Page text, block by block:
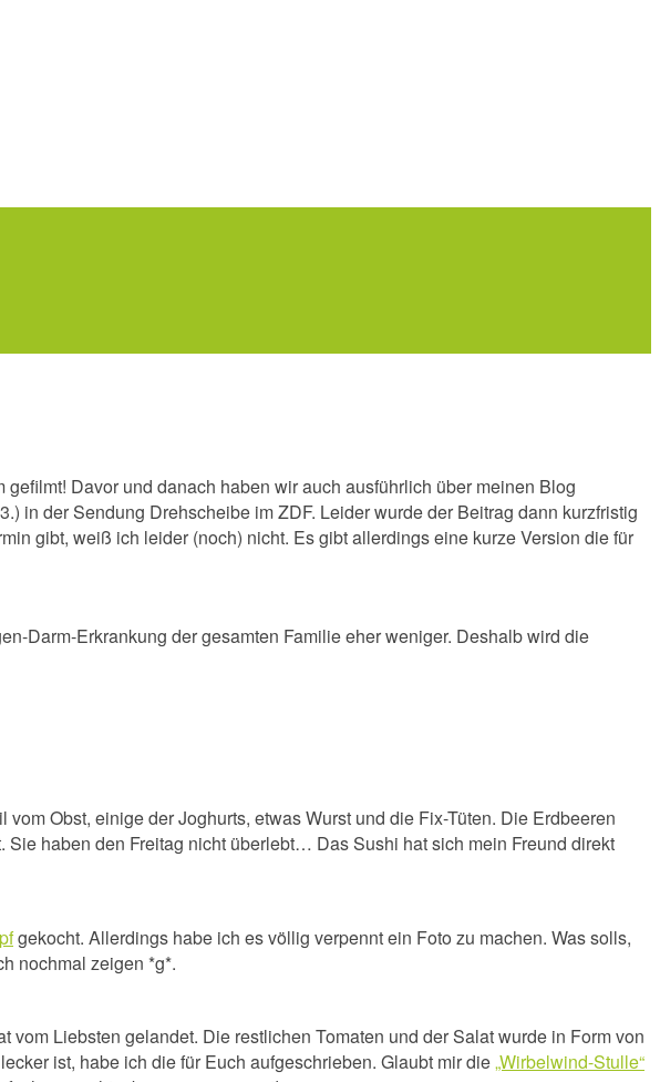
Davor und danach haben wir auch ausführlich über meinen Blog
in der Sendung Drehscheibe im ZDF. Leider wurde der Beitrag dann kurzfristig
gibt, weiß ich leider (noch) nicht. Es gibt allerdings eine kurze Version die für
Darm-Erkrankung der gesamten Familie eher weniger. Deshalb wird die
Obst, einige der Joghurts, etwas Wurst und die Fix-Tüten. Die Erdbeeren
haben den Freitag nicht überlebt… Das Sushi hat sich mein Freund direkt
gekocht. Allerdings habe ich es völlig verpennt ein Foto zu machen. Was solls,
nochmal zeigen *g*.
vom Liebsten gelandet. Die restlichen Tomaten und der Salat wurde in Form von
ist, habe ich die für Euch aufgeschrieben. Glaubt mir die„Wirbelwind-Stulle“